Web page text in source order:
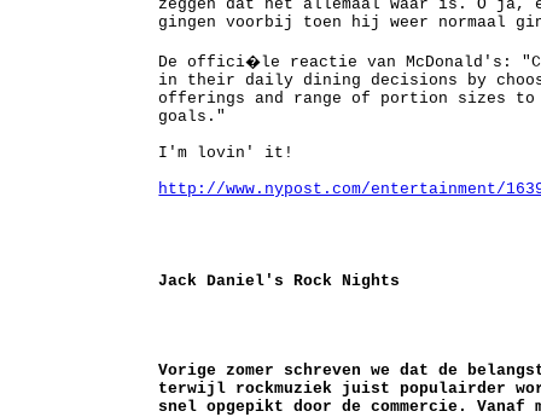
zeggen dat het allemaal waar is. O ja,
gingen voorbij toen hij weer normaal
De offici�le reactie van McDonald's:
in their daily dining decisions by
offerings and range of portion sizes
goals."
I'm lovin' it!
http://www.nypost.com/entertainment/
Jack Daniel's Rock Nights
Vorige zomer schreven we dat de
terwijl rockmuziek juist populairder
snel opgepikt door de commercie. Vanaf